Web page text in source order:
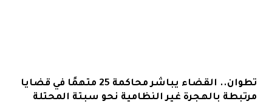
تطوان.. القضاء يباشر محاكمة 25 متهمًا في قضايا
مرتبطة بالهجرة غير النظامية نحو سبتة المحتلة